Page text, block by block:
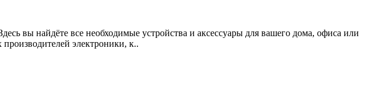
вы найдёте все необходимые устройства и аксессуары для вашего дома, офиса или
электроники, к..